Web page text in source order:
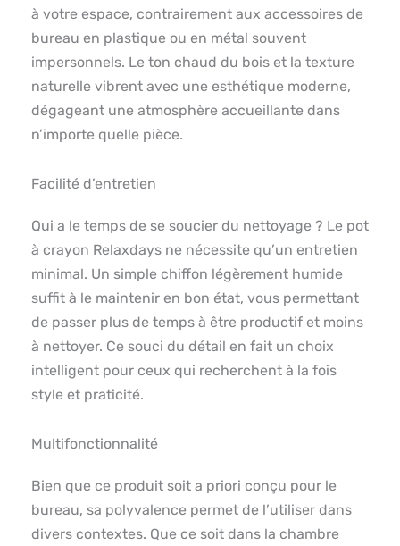
à votre espace, contrairement aux accessoires de
bureau en plastique ou en métal souvent
impersonnels. Le ton chaud du bois et la texture
naturelle vibrent avec une esthétique moderne,
dégageant une atmosphère accueillante dans
n’importe quelle pièce.
Facilité d’entretien
Qui a le temps de se soucier du nettoyage ? Le pot
à crayon Relaxdays ne nécessite qu’un entretien
minimal. Un simple chiffon légèrement humide
suffit à le maintenir en bon état, vous permettant
de passer plus de temps à être productif et moins
à nettoyer. Ce souci du détail en fait un choix
intelligent pour ceux qui recherchent à la fois
style et praticité.
Multifonctionnalité
Bien que ce produit soit a priori conçu pour le
bureau, sa polyvalence permet de l’utiliser dans
divers contextes. Que ce soit dans la chambre